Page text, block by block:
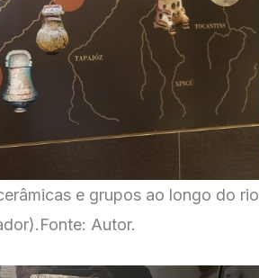
e grupos ao longo do rio
Autor.